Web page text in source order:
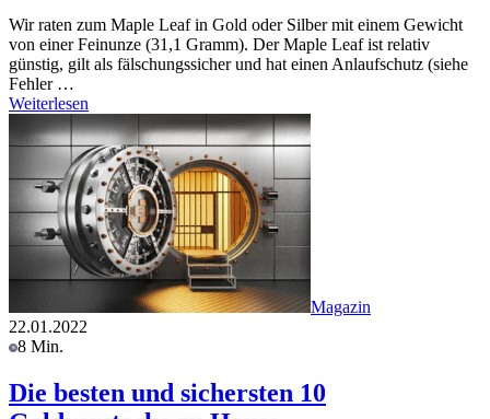
Wir raten zum Maple Leaf in Gold oder Silber mit einem Gewicht
von einer Feinunze (31,1 Gramm). Der Maple Leaf ist relativ
günstig, gilt als fälschungssicher und hat einen Anlaufschutz (siehe
Fehler …
Weiterlesen
Magazin
22.01.2022
8 Min.
Die besten und sichersten 10